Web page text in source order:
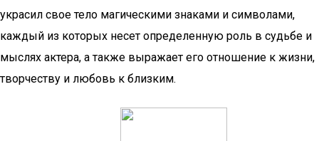
украсил свое тело магическими знаками и символами,
каждый из которых несет определенную роль в судьбе и
мыслях актера, а также выражает его отношение к жизни,
творчеству и любовь к близким.